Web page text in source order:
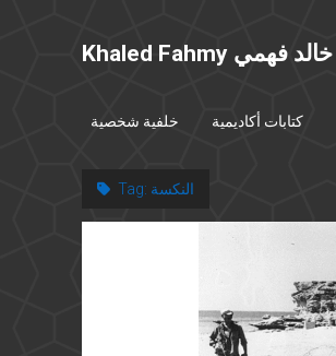
Khaled Fahmy خالد فهمي
خلفية شخصية كتابات أكاديمية
Tag: النكسة